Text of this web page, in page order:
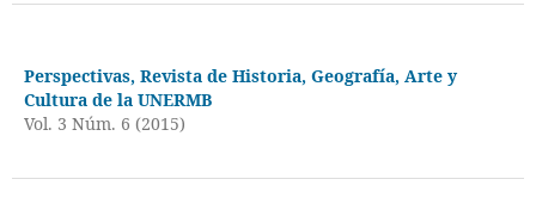
Perspectivas, Revista de Historia, Geografía, Arte y
Cultura de la UNERMB
Vol. 3 Núm. 6 (2015)